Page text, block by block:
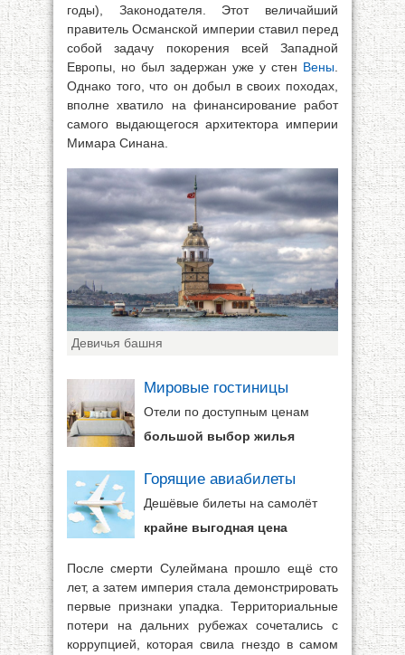
годы), Законодателя. Этот величайший
правитель Османской империи ставил перед
собой задачу покорения всей Западной
Европы, но был задержан уже у стен Вены
Однако того, что он добыл в своих походах,
вполне хватило на финансирование работ
самого выдающегося архитектора империи
Мимара Синана.
Девичья башня
Мировые гостиницы
Отели по доступным ценам
большой выбор жилья
Горящие авиабилеты
Дешёвые билеты на самолёт
крайне выгодная цена
После смерти Сулеймана прошло ещё сто
лет, а затем империя стала демонстрировать
первые признаки упадка. Территориальные
потери на дальних рубежах сочетались с
коррупцией, которая свила гнездо в самом